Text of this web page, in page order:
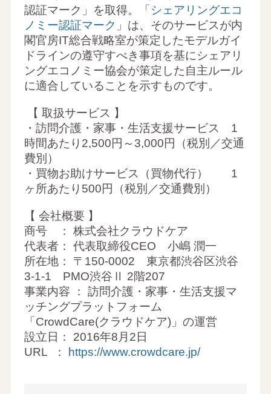
認証マーク」を取得。「 シェアリングエコ
ノミー認証マーク 」は、そのサービスが内
閣官房IT総合戦略室が策定したモデルガイ
ドラインの遵守すべき事項を基にシェアリ
ングエコノミー協会が策定した自主ルール
に適合していることを示すものです。
【 取扱サービス 】
・訪問介護・家事・生活支援サービス 1
時間あたり2,500円～3,000円（税別／交通
費別）
・買物お助けサービス（買物代行） 1
ヶ所あたり500円（税別／交通費別）
【 会社概要 】
商号 ： 株式会社クラウドケア
代表者： 代表取締役CEO 小嶋 潤一
所在地： 〒150-0002 東京都渋谷区渋谷
3-1-1 PMO渋谷Ⅱ 2階207
事業内容 ： 訪問介護・家事・生活支援マ
ッチングプラットフォーム
「CrowdCare(クラウドケア)」の運営
設立日： 2016年8月2日
URL ：
https://www.crowdcare.jp/